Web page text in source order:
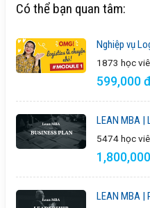
Có thể bạn quan tâm:
Nghiệp vụ
1873 học
599,000
LEAN MBA |
5474 học
LEAN MBA |